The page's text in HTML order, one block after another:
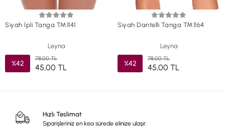
Siyah İpli Tanga TM1141
Leyna
%42
78,00 TL
45,00 TL
Siyah Dantelli Tanga TM1164
Leyna
%42
78,00 TL
45,00 TL
Hızlı Teslimat
Siparişleriniz en kısa sürede elinize ulaşır.